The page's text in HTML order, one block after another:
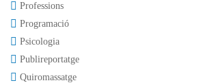
Professions
Programació
Psicologia
Publireportatge
Quiromassatge